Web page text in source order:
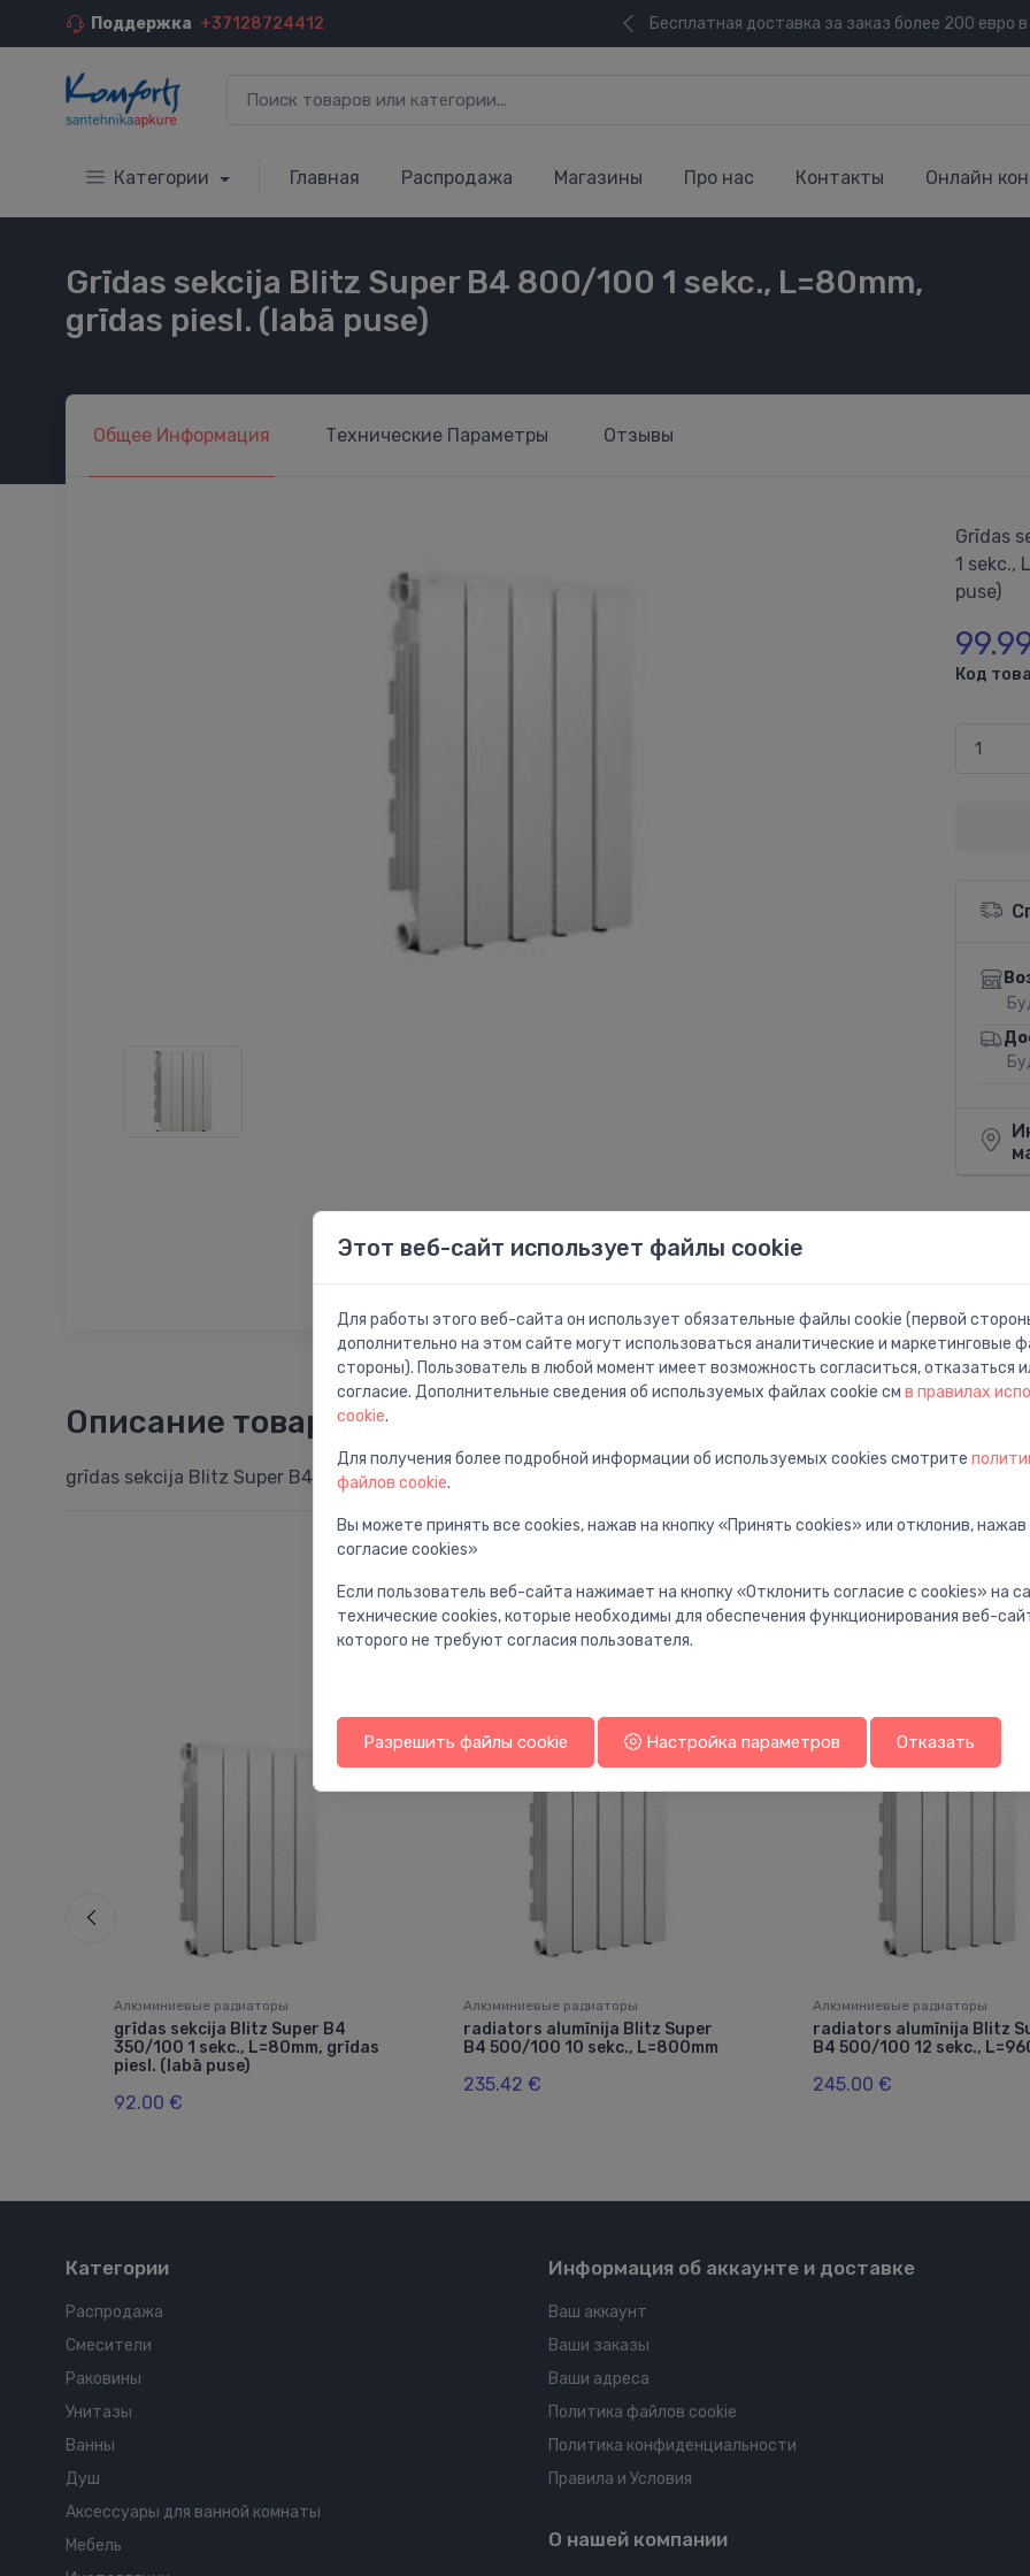
Поддержка +37128724412 Бесплатная доставка за заказ более 200 евро в
Категории Главная Распродажа Магазины Про нас Контакты Онлайн
Grīdas sekcija Blitz Super B4 800/100 1 sekc., L=80mm,
grīdas piesl. (labā puse)
Общее Информация Технические Параметры Отзывы
Grīdas
1 sekc.,
puse)
Код
Описание товара
grīdas sekcija Blitz Super B4 800/100 1 sekc., L=80mm, grīdas piesl. (labā puse)
Вам также может понравиться
Алюминиевые радиаторы
grīdas sekcija Blitz Super B4
350/100 1 sekc., L=80mm, grīdas
piesl. (labā puse)
92.00 €
Алюминиевые радиаторы
radiators alumīnija Blitz Super
B4 500/100 10 sekc., L=800mm
235.42 €
Алюминиевые радиаторы
radiators alumīnija Blitz
B4 500/100 12 sekc.,
245.00 €
Категории
Распродажа
Смесители
Раковины
Унитазы
Ванны
Душ
Аксессуары для ванной комнаты
Мебель
Информация об аккаунте и доставке
Ваш аккаунт
Ваши заказы
Ваши адреса
Политика файлов cookie
Политика конфиденциальности
Правила и Условия
О нашей компании
Этот веб-сайт использует файлы cookie
Для работы этого веб-сайта он использует обязательные файлы cookie (первой
дополнительно на этом сайте могут использоваться аналитические и маркетинговые
стороны). Пользователь в любой момент имеет возможность согласиться, отказаться
согласие. Дополнительные сведения об используемых файлах cookie см в правилах
cookie.
Для получения более подробной информации об используемых cookies смотрите
файлов cookie.
Вы можете принять все cookies, нажав на кнопку «Принять cookies» или отклонив,
согласие cookies»
Если пользователь веб-сайта нажимает на кнопку «Отклонить согласие с cookies» на
технические cookies, которые необходимы для обеспечения функционирования веб-
которого не требуют согласия пользователя.
Разрешить файлы cookie Настройка параметров Отказать